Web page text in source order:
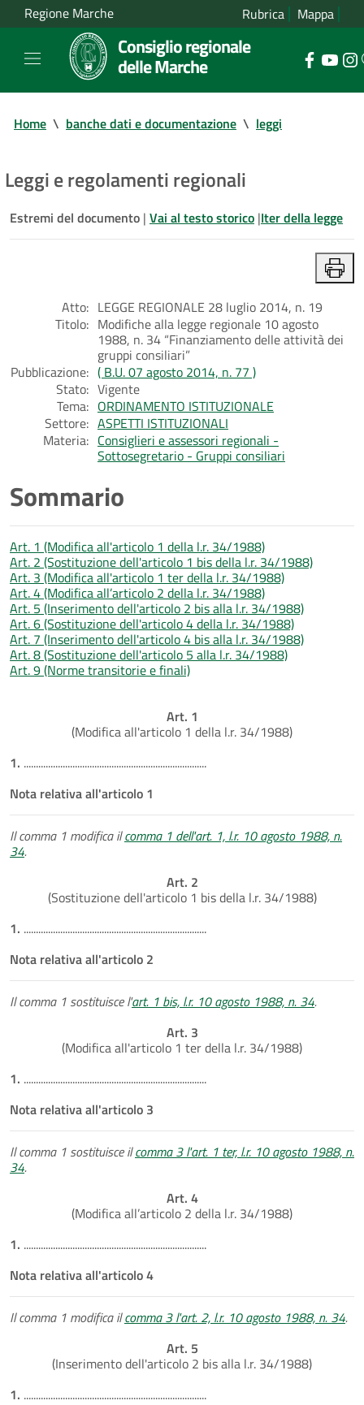
Regione Marche Rubrica Mappa
Consiglio regionale
delle Marche
Home \ banche dati e documentazione \ leggi
Leggi e regolamenti regionali
Estremi del documento | Vai al testo storico |Iter della legge
Atto: LEGGE REGIONALE 28 luglio 2014, n. 19
Titolo: Modifiche alla legge regionale 10 agosto
1988, n. 34 “Finanziamento delle attività dei
gruppi consiliari”
Pubblicazione: ( B.U. 07 agosto 2014, n. 77 )
Stato: Vigente
Tema: ORDINAMENTO ISTITUZIONALE
Settore: ASPETTI ISTITUZIONALI
Materia: Consiglieri e assessori regionali -
Sottosegretario - Gruppi consiliari
Sommario
Art. 1 (Modifica all'articolo 1 della l.r. 34/1988)
Art. 2 (Sostituzione dell'articolo 1 bis della l.r. 34/1988)
Art. 3 (Modifica all'articolo 1 ter della l.r. 34/1988)
Art. 4 (Modifica all’articolo 2 della l.r. 34/1988)
Art. 5 (Inserimento dell'articolo 2 bis alla l.r. 34/1988)
Art. 6 (Sostituzione dell'articolo 4 della l.r. 34/1988)
Art. 7 (Inserimento dell'articolo 4 bis alla l.r. 34/1988)
Art. 8 (Sostituzione dell'articolo 5 alla l.r. 34/1988)
Art. 9 (Norme transitorie e finali)
Art. 1
(Modifica all'articolo 1 della l.r. 34/1988)
1. ...........................................................................
Nota relativa all'articolo 1
Il comma 1 modifica ilcomma 1 dell'art. 1, l.r. 10 agosto 1988, n.
34.
Art. 2
(Sostituzione dell'articolo 1 bis della l.r. 34/1988)
1. ...........................................................................
Nota relativa all'articolo 2
Il comma 1 sostituisce l'art. 1 bis, l.r. 10 agosto 1988, n. 34.
Art. 3
(Modifica all'articolo 1 ter della l.r. 34/1988)
1. ...........................................................................
Nota relativa all'articolo 3
Il comma 1 sostituisce ilcomma 3 l'art. 1 ter, l.r. 10 agosto 1988, n.
34.
Art. 4
(Modifica all’articolo 2 della l.r. 34/1988)
1. ...........................................................................
Nota relativa all'articolo 4
Il comma 1 modifica ilcomma 3 l'art. 2, l.r. 10 agosto 1988, n. 34.
Art. 5
(Inserimento dell'articolo 2 bis alla l.r. 34/1988)
1. ...........................................................................